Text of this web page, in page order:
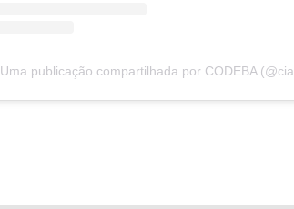
Uma publicação compartilhada por CODEBA